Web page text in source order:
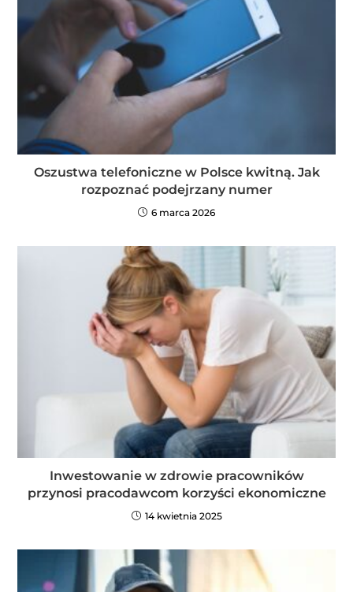
Oszustwa telefoniczne w Polsce kwitną. Jak
rozpoznać podejrzany numer
6 marca 2026
Inwestowanie w zdrowie pracowników
przynosi pracodawcom korzyści ekonomiczne
14 kwietnia 2025